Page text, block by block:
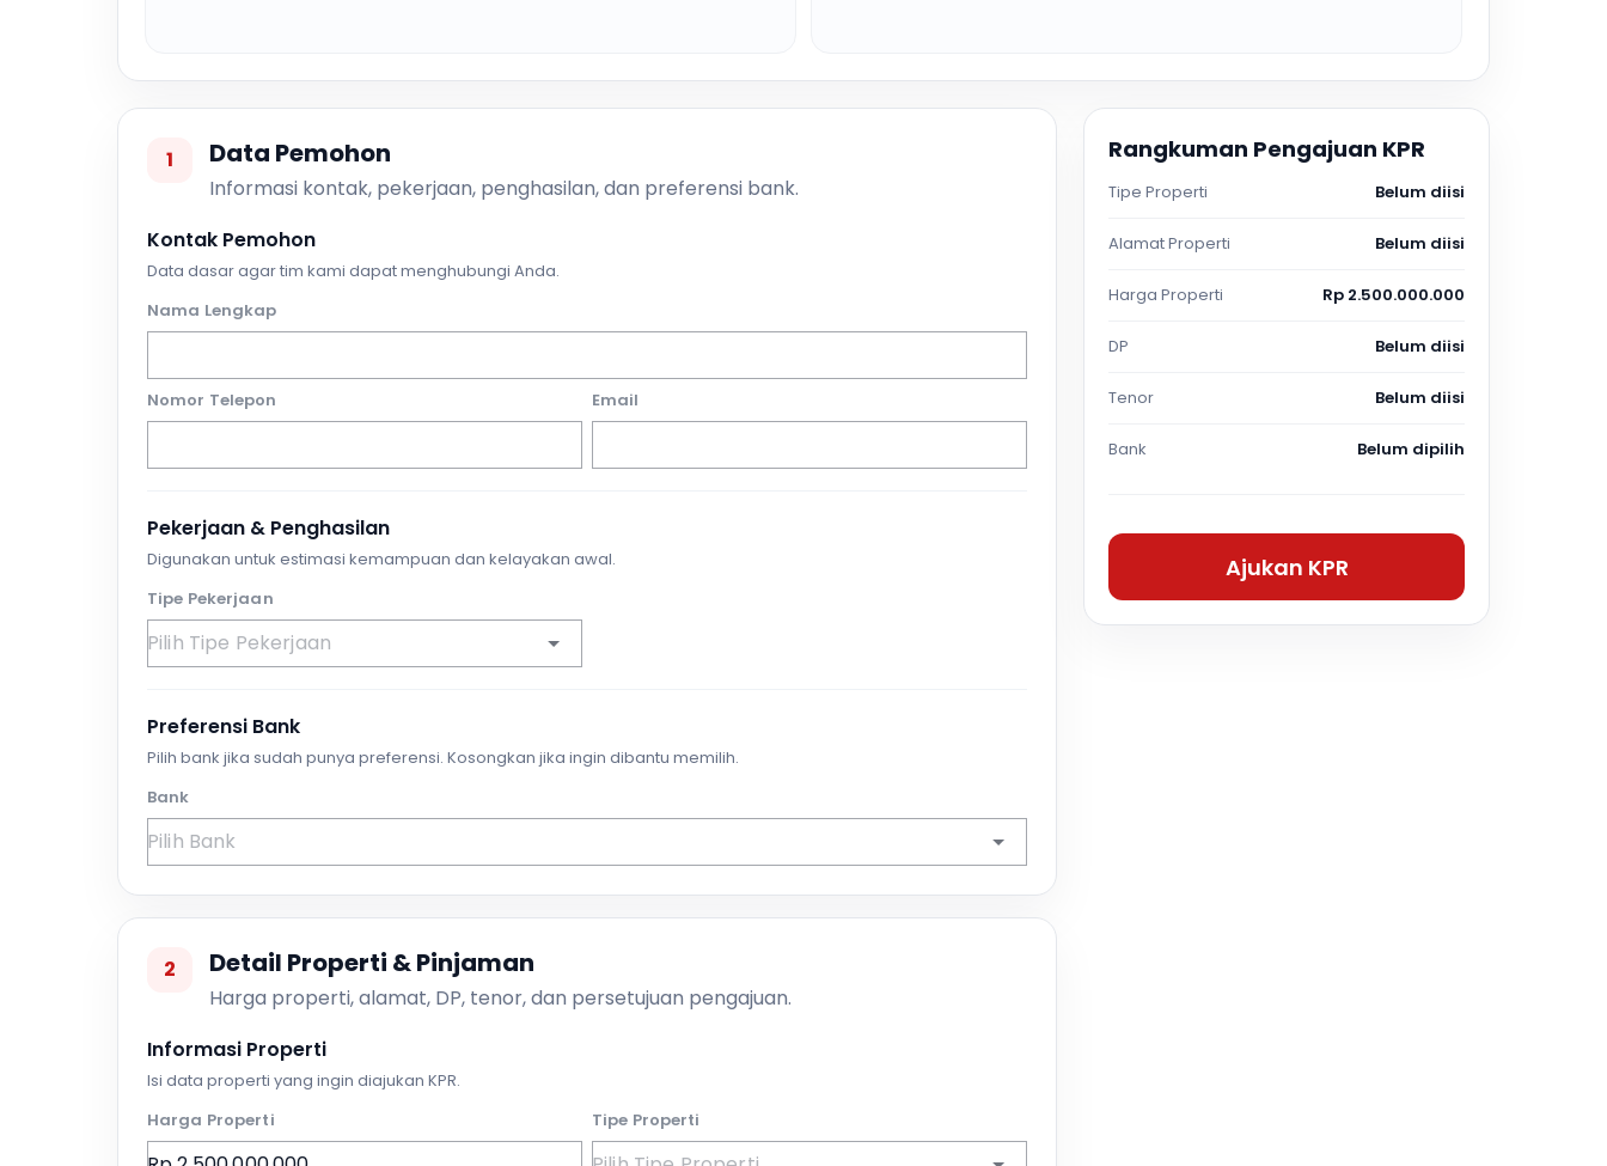
1 Data Pemohon
Informasi kontak, pekerjaan, penghasilan, dan preferensi bank.
Kontak Pemohon
Data dasar agar tim kami dapat menghubungi Anda.
Nama Lengkap
Nomor Telepon Email
Pekerjaan & Penghasilan
Digunakan untuk estimasi kemampuan dan kelayakan awal.
Tipe Pekerjaan
Preferensi Bank
Pilih bank jika sudah punya preferensi. Kosongkan jika ingin dibantu memilih.
Bank
2 Detail Properti & Pinjaman
Harga properti, alamat, DP, tenor, dan persetujuan pengajuan.
Informasi Properti
Isi data properti yang ingin diajukan KPR.
Harga Properti
Tipe Properti
Rangkuman Pengajuan KPR
Tipe Properti Belum diisi
Alamat Properti Belum diisi
Harga Properti Rp 2.500.000.000
DP Belum diisi
Tenor Belum diisi
Bank Belum dipilih
Ajukan KPR